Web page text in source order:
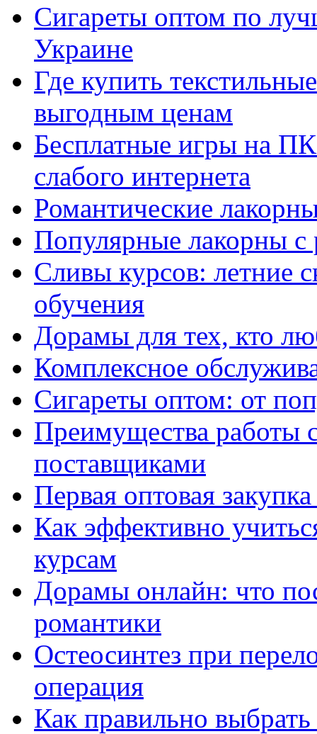
Сигареты оптом по
Украине
Где купить
выгодным ценам
Бесплатные игры на
слабого интернета
Романтические
Популярные лакорны с
Сливы курсов: летние
обучения
Дорамы для тех, кто
Комплексное
Сигареты оптом: от
Преимущества работы
поставщиками
Первая оптовая
Как эффективно
курсам
Дорамы онлайн: что
романтики
Остеосинтез при
операция
Как правильно